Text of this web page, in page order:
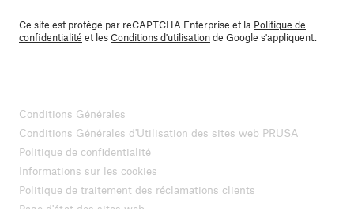
Ce site est protégé par reCAPTCHA Enterprise et la Politique de
confidentialité et lesConditions d'utilisationde Google s'appliquent.
Conditions Générales
Conditions Générales d'Utilisation des sites web PRUSA
Politique de confidentialité
Informations sur les cookies
Politique de traitement des réclamations clients